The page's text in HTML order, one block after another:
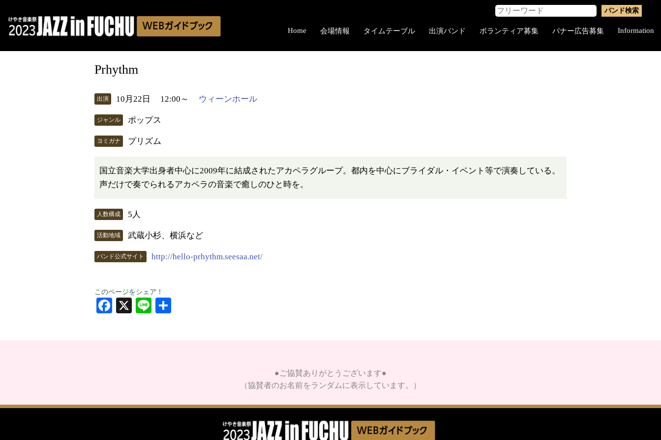
Home 会場情報 タイムテーブル 出演バンド ボランティア募集 バナー広告募集 Information
Prhythm
出演 10月22日 12:00～ ウィーンホール
ジャンル ポップス
ヨミガナ プリズム
国立音楽大学出身者中心に2009年に結成されたアカペラグループ。都内を中心にブライダル・イベント等で演奏している。
声だけで奏でられるアカペラの音楽で癒しのひと時を。
人数構成 5人
活動地域 武蔵小杉、横浜など
バンド公式サイト http://hello-prhythm.seesaa.net/
このページをシェア！
Facebook
X Line
●ご協賛ありがとうございます●
（協賛者のお名前をランダムに表示しています。）